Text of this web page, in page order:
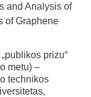
and Analysis of
of Graphene
prizu“
metu) –
technikos